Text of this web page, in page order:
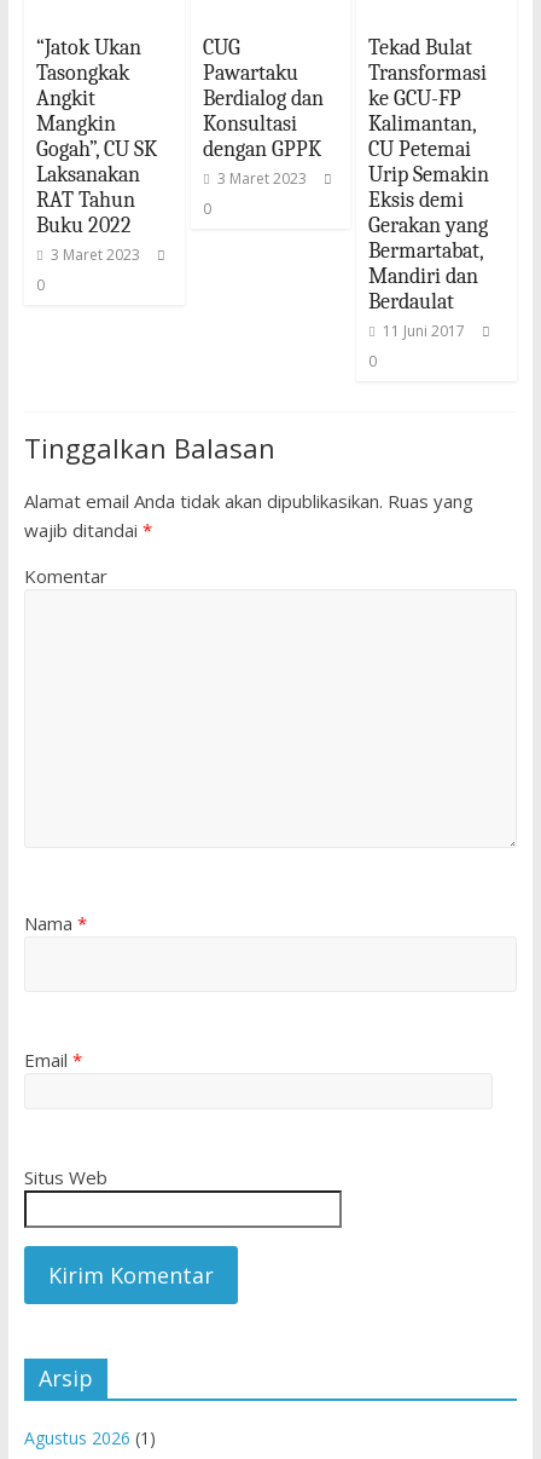
“Jatok Ukan
Tasongkak
Angkit
Mangkin
Gogah”, CU SK
Laksanakan
RAT Tahun
Buku 2022
3 Maret 2023
0
CUG
Pawartaku
Berdialog dan
Konsultasi
dengan GPPK
3 Maret 2023
0
Tekad Bulat
Transformasi
ke GCU-FP
Kalimantan,
CU Petemai
Urip Semakin
Eksis demi
Gerakan yang
Bermartabat,
Mandiri dan
Berdaulat
11 Juni 2017
0
Tinggalkan Balasan
Alamat email Anda tidak akan dipublikasikan. Ruas yang
wajib ditandai *
Komentar
Nama *
Email *
Situs Web
Arsip
Agustus 2026 (1)